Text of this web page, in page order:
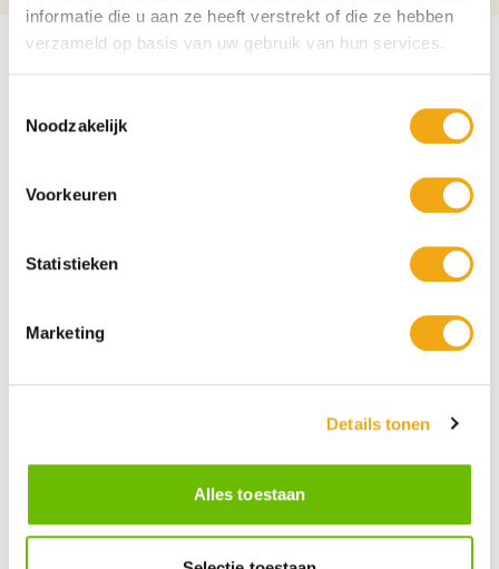
informatie die u aan ze heeft verstrekt of die ze hebben
verzameld op basis van uw gebruik van hun services.
Noodzakelijk
Voorkeuren
Statistieken
Marketing
Details tonen
Alles toestaan
Maandag t/m vrijdag van 09.00 tot 16.00 staat onze
Kunst voor iedereen